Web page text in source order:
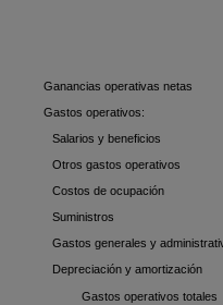
Ganancias operativas netas
Gastos operativos:
Salarios y beneficios
Otros gastos operativos
Costos de ocupación
Suministros
Gastos generales y
Depreciación y amortización
Gastos operativos totales